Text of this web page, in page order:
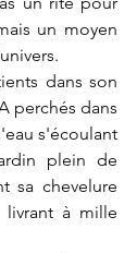
un moyen
dans son
perchés dans
s'écoulant
plein de
sa chevelure
à mille